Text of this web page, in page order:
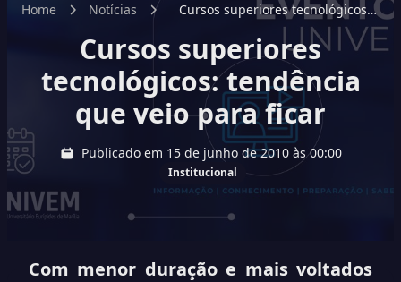
Home Notícias
Cursos superiores tecnológicos:
tendência que veio para ficar
Cursos superiores
tecnológicos: tendência
que veio para ficar
Publicado em 15 de junho de 2010 às 00:00
Institucional
Com menor duração e mais voltados